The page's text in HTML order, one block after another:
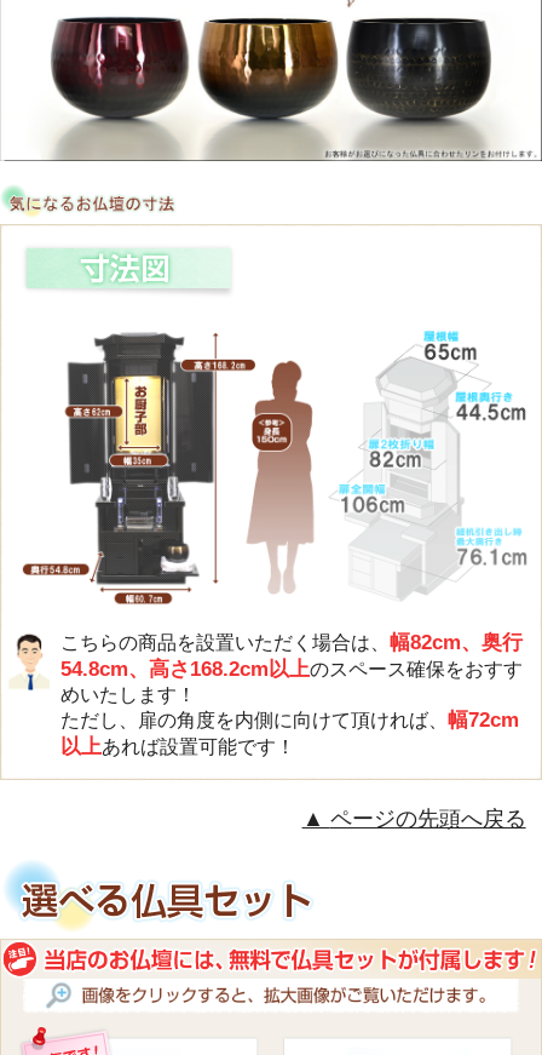
こちらの商品を設置いただく場合は、幅82cm、奥行
54.8cm、高さ168.2cm以上のスペース確保をおすす
めいたします！
ただし、扉の角度を内側に向けて頂ければ、幅72cm
以上あれば設置可能です！
ページの先頭へ戻る